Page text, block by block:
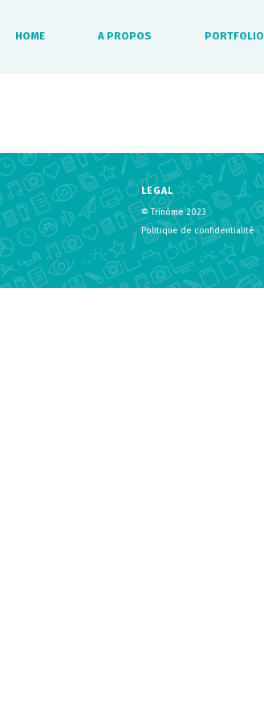
HOME A PROPOS PORTFOLIO
LEGAL
© Trinôme 2023
Politique de confidentialité